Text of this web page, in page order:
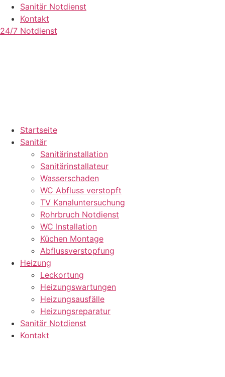
Sanitär Notdienst
Kontakt
24/7 Notdienst
Startseite
Sanitär
Sanitärinstallation
Sanitärinstallateur
Wasserschaden
WC Abfluss verstopft
TV Kanaluntersuchung
Rohrbruch Notdienst
WC Installation
Küchen Montage
Abflussverstopfung
Heizung
Leckortung
Heizungswartungen
Heizungsausfälle
Heizungsreparatur
Sanitär Notdienst
Kontakt